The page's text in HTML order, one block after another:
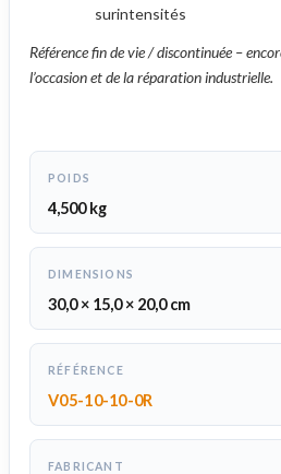
surintensités
Référence fin de vie / discontinuée –
l’occasion et de la réparation industrielle.
POIDS
4,500 kg
DIMENSIONS
30,0 × 15,0 × 20,0 cm
RÉFÉRENCE
V05-10-10-0R
FABRICANT